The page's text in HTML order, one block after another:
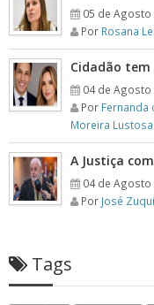
05 de Agosto
Por Rosana
Cidadão
04 de Agosto
Por Fernanda
Moreira Lustosa
A Justiça
04 de Agosto
Por José
Tags